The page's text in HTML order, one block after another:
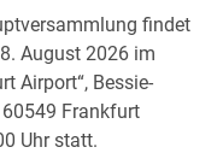
findet
August 2026 im
Airport“, Bessie-
Frankfurt
Uhr statt.